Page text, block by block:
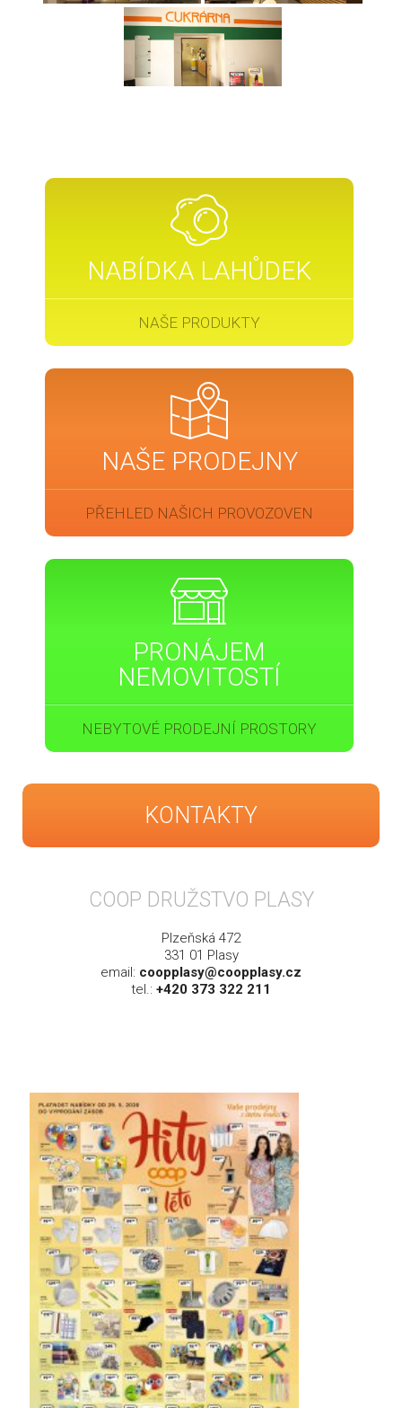
NABÍDKA LAHŮDEK
NAŠE PRODUKTY
NAŠE PRODEJNY
PŘEHLED NAŠICH PROVOZOVEN
PRONÁJEM
NEMOVITOSTÍ
NEBYTOVÉ PRODEJNÍ PROSTORY
KONTAKTY
COOP DRUŽSTVO PLASY
Plzeňská 472
331 01 Plasy
email: coopplasy@coopplasy.cz
tel.: +420 373 322 211